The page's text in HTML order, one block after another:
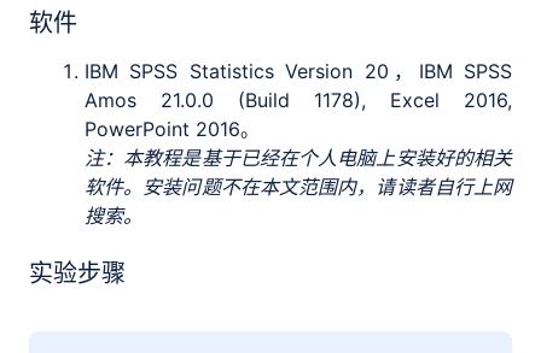
软件
IBM SPSS Statistics Version 20，IBM SPSS
Amos 21.0.0 (Build 1178), Excel 2016,
PowerPoint 2016。
注：本教程是基于已经在个人电脑上安装好的相关
软件。安装问题不在本文范围内，请读者自行上网
搜索。
实验步骤